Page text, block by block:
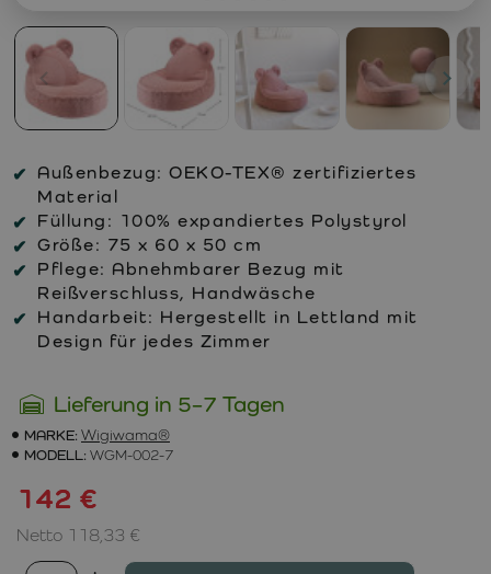
Außenbezug: OEKO-TEX® zertifiziertes
Material
Füllung: 100% expandiertes Polystyrol
Größe: 75 x 60 x 50 cm
Pflege: Abnehmbarer Bezug mit
Reißverschluss, Handwäsche
Handarbeit: Hergestellt in Lettland mit
Design für jedes Zimmer
Lieferung in 5–7 Tagen
MARKE: Wigiwama®
MODELL: WGM-002-7
142 €
Netto 118,33 €